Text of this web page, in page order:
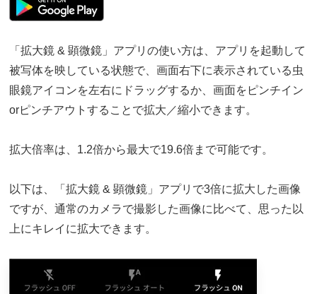
「拡大鏡 & 顕微鏡」アプリの使い方は、アプリを起動して
被写体を映している状態で、画面右下に表示されている虫
眼鏡アイコンを左右にドラッグするか、画面をピンチイン
orピンチアウトすることで拡大／縮小できます。
拡大倍率は、1.2倍から最大で19.6倍まで可能です。
以下は、「拡大鏡 & 顕微鏡」アプリで3倍に拡大した画像
ですが、通常のカメラで撮影した画像に比べて、思った以
上にキレイに拡大できます。